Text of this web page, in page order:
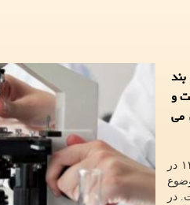
میدهد بند
کرده است و
می
به گزارش پرتوبلاگ به نقل از مهر، برمبنای لایحه بودجه سال ۱۴۰۱ در
در